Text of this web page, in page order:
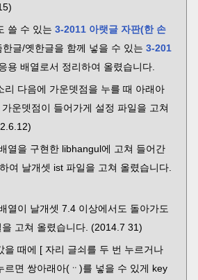
쓸 수 있는 3-2011 아랫글 자판(한 손
한글/옛한글을 함께 넣을 수 있는 3-201
용 배열로서 정리하여 올렸습니다.
리 다음에 가운뎃점을 누를 때 아래아
운뎃점이 들어가게 설정 파일을 고쳐
열을 구현한 libhangul에 고쳐 들어간
여 날개셋 ist 파일을 고쳐 올렸습니다.
열이 날개셋 7.4 이상에서도 돌아가도
고쳐 올렸습니다. (2014.7 31)
을 때에 [ 자리 글쇠를 두 번 누르거나
르면 쌍아래아(ᆢ)를 넣을 수 있게 key